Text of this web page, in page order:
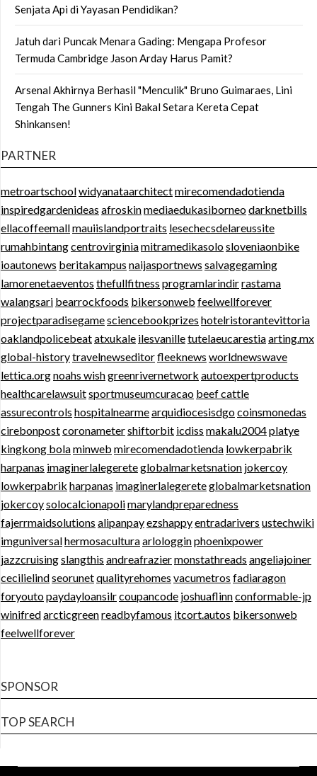
Senjata Api di Yayasan Pendidikan?
Jatuh dari Puncak Menara Gading: Mengapa Profesor
Termuda Cambridge Jason Arday Harus Pamit?
Arsenal Akhirnya Berhasil "Menculik" Bruno Guimaraes, Lini
Tengah The Gunners Kini Bakal Setara Kereta Cepat
Shinkansen!
PARTNER
metroartschoolwidyanataarchitectmirecomendadotienda
inspiredgardenideas afroskinmediaedukasiborneodarknetbills
ellacoffeemallmauiislandportraits lesechecsdelareussite
rumahbintangcentrovirginiamitramedikasolosloveniaonbike
ioautonews beritakampus naijasportnews salvagegaming
lamorenetaeventos thefullfitness programlarindirrastama
walangsari bearrockfoods bikersonweb feelwellforever
projectparadisegamesciencebookprizes hotelristorantevittoria
oaklandpolicebeatatxukale ilesvanilletutelaeucarestiaarting.mx
global-historytravelnewseditorfleeknews worldnewswave
lettica.orgnoahs wishgreenrivernetwork autoexpertproducts
healthcarelawsuitsportmuseumcuracao beef cattle
assurecontrols hospitalnearmearquidiocesisdgocoinsmonedas
cirebonpostcoronametershiftorbit icdiss makalu2004platye
kingkong bolaminweb mirecomendadotienda lowkerpabrik
harpanas imaginerlalegereteglobalmarketsnation jokercoy
lowkerpabrik harpanas imaginerlalegereteglobalmarketsnation
jokercoysolocalcionapolimarylandpreparedness
fajerrmaidsolutions alipanpayezshappyentradarivers ustechwiki
imguniversalhermosaculturaarlologginphoenixpower
jazzcruisingslangthis andreafraziermonstathreads angeliajoiner
cecilielindseorunetqualityrehomes vacumetros fadiaragon
foryoutopaydayloansilrcoupancode joshuaflinnconformable-jp
winifredarcticgreenreadbyfamous itcort.autos bikersonweb
feelwellforever
SPONSOR
TOP SEARCH